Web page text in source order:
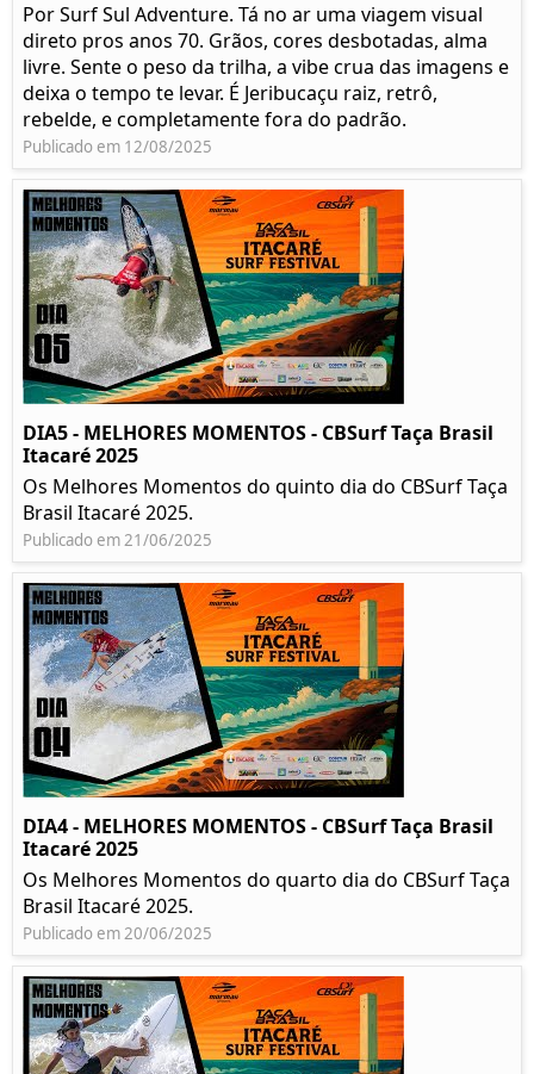
Por Surf Sul Adventure. Tá no ar uma viagem visual
direto pros anos 70. Grãos, cores desbotadas, alma
livre. Sente o peso da trilha, a vibe crua das imagens e
deixa o tempo te levar. É Jeribucaçu raiz, retrô,
rebelde, e completamente fora do padrão.
Publicado em 12/08/2025
DIA5 - MELHORES MOMENTOS - CBSurf Taça Brasil
Itacaré 2025
Os Melhores Momentos do quinto dia do CBSurf Taça
Brasil Itacaré 2025.
Publicado em 21/06/2025
DIA4 - MELHORES MOMENTOS - CBSurf Taça Brasil
Itacaré 2025
Os Melhores Momentos do quarto dia do CBSurf Taça
Brasil Itacaré 2025.
Publicado em 20/06/2025